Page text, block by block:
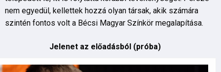
nem egyedül, kellettek hozzá olyan társak, akik számára
szintén fontos volt a Bécsi Magyar Színkör megalapítása.
Jelenet az előadásból (próba)